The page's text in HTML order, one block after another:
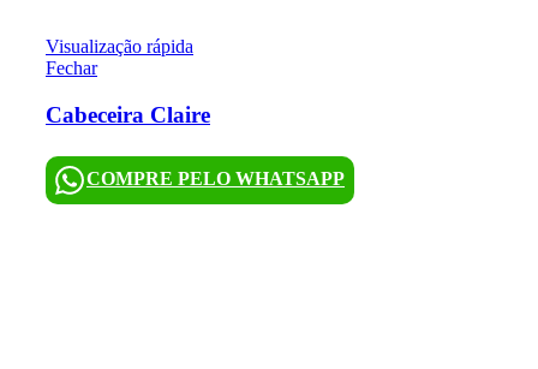
Visualização rápida
Fechar
Cabeceira Claire
COMPRE PELO WHATSAPP